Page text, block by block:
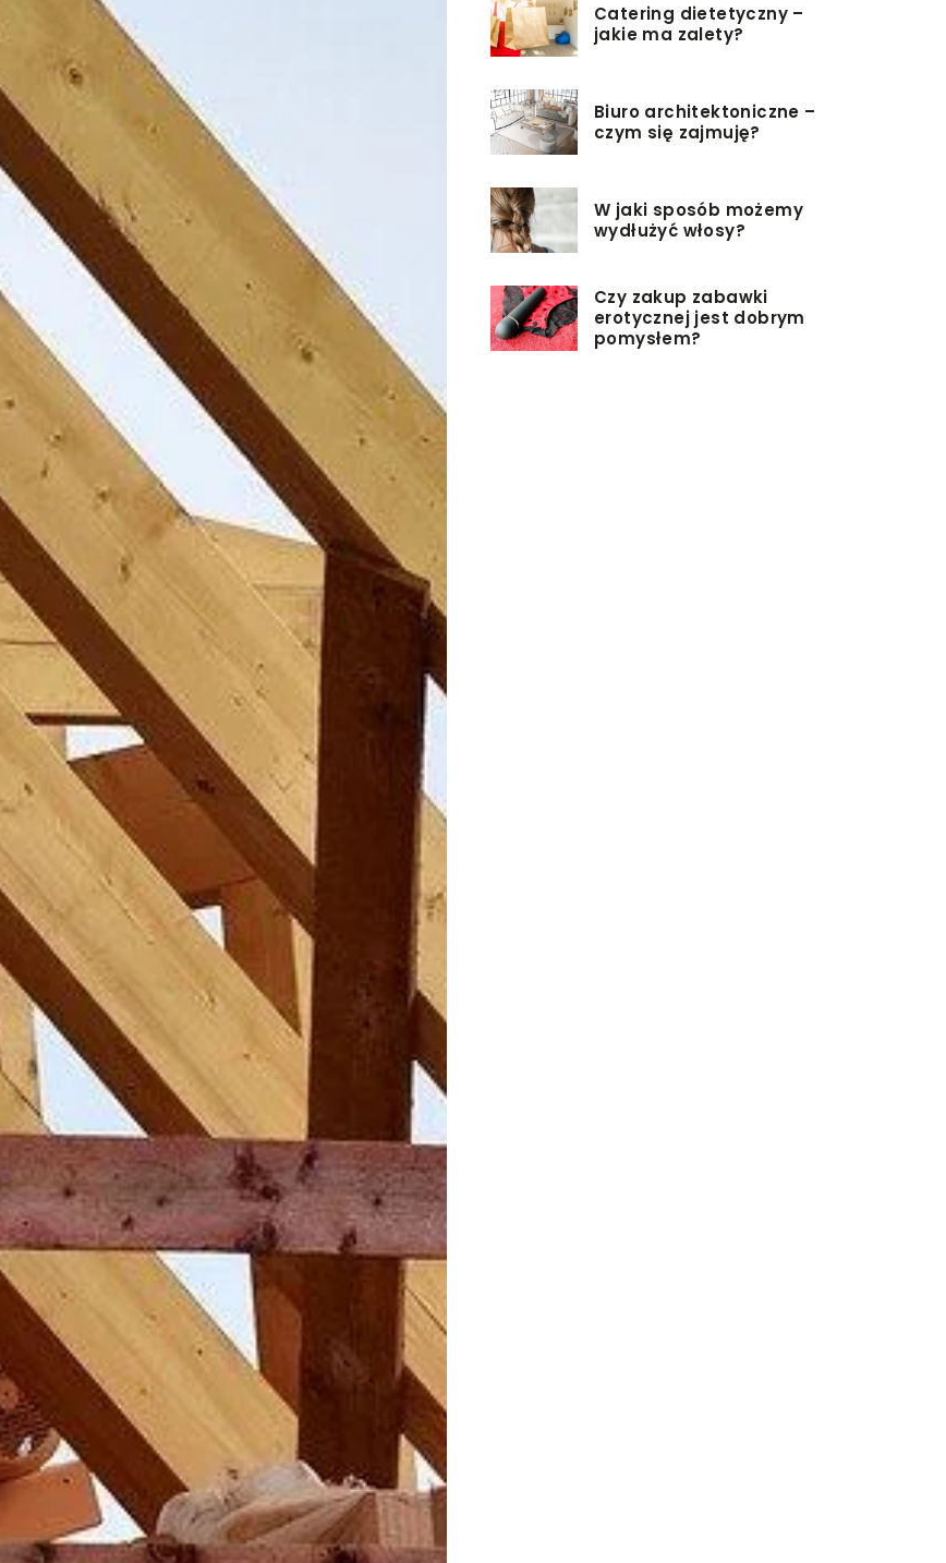
Catering dietetyczny –
jakie ma zalety?
Biuro architektoniczne –
czym się zajmuję?
W jaki sposób możemy
wydłużyć włosy?
Czy zakup zabawki
erotycznej jest dobrym
pomysłem?